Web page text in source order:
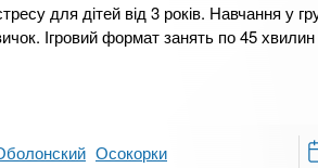
для дітей від 3 років. Навчання у
Ігровий формат занять по 45 хвилин
Осокорки